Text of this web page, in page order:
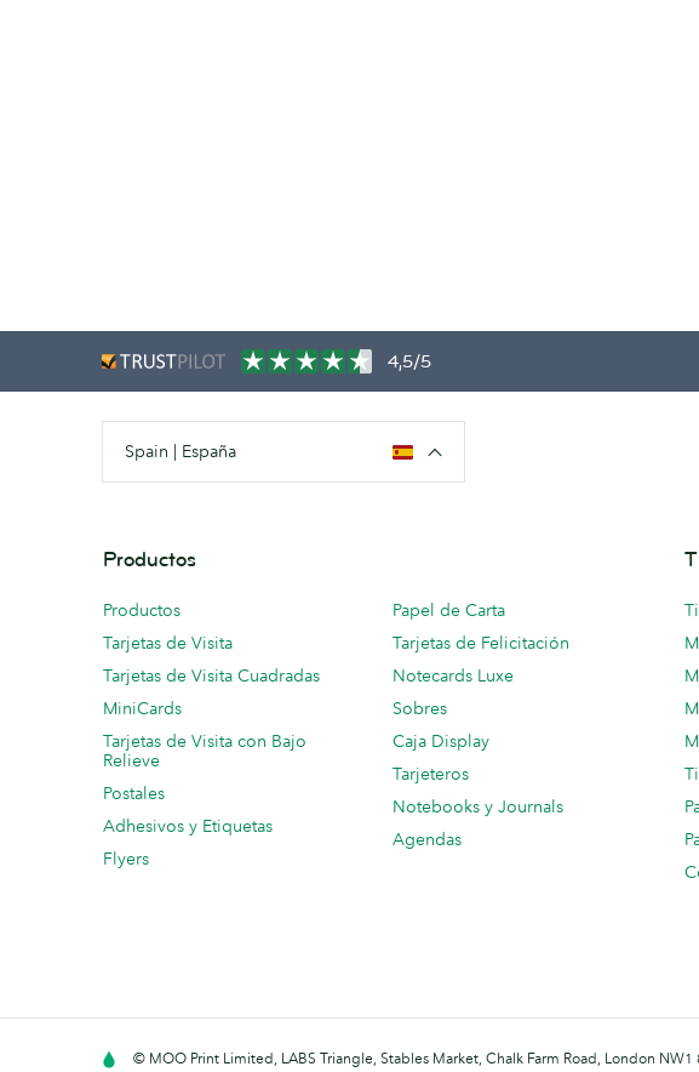
4,5/5
Spain | España
Productos
Productos
Tarjetas de Visita
Tarjetas de Visita Cuadradas
MiniCards
Tarjetas de Visita con Bajo
Relieve
Postales
Adhesivos y Etiquetas
Flyers
Papel de Carta
Tarjetas de Felicitación
Notecards Luxe
Sobres
Caja Display
Tarjeteros
Notebooks y Journals
Agendas
© MOO Print Limited, LABS Triangle, Stables Market, Chalk Farm Road, London NW1